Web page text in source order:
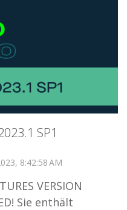
SP1
8:42:58 AM
VERSION
Sie enthält